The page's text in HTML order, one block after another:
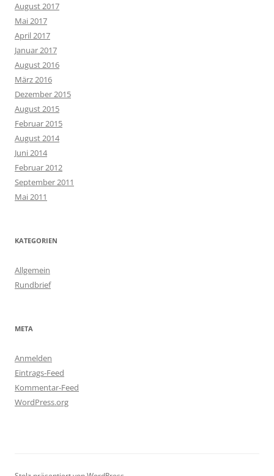
August 2017
Mai 2017
April 2017
Januar 2017
August 2016
März 2016
Dezember 2015
August 2015
Februar 2015
August 2014
Juni 2014
Februar 2012
September 2011
Mai 2011
KATEGORIEN
Allgemein
Rundbrief
META
Anmelden
Eintrags-Feed
Kommentar-Feed
WordPress.org